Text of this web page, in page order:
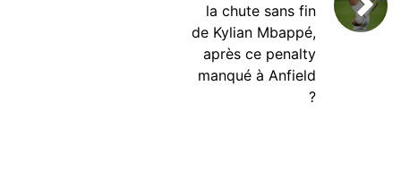
la chute sans fin
de Kylian Mbappé,
après ce penalty
manqué à Anfield
?